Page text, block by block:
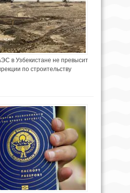
в Узбекистане не превысит
по строительству